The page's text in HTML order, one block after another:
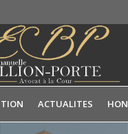
ACTUALITES